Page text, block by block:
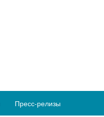
Пресс-релизы